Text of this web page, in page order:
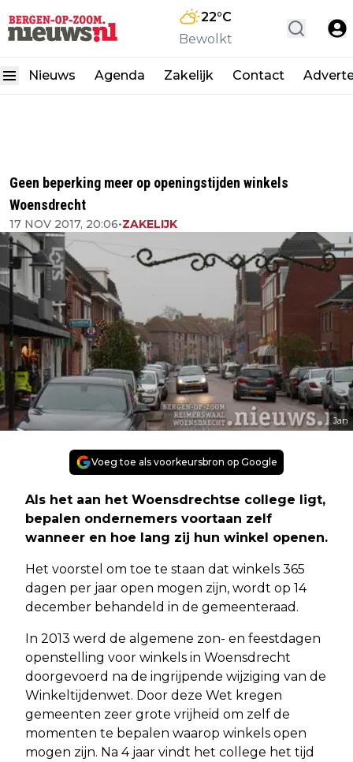
22°C
Bewolkt
Nieuws Agenda Zakelijk Contact
Geen beperking meer op openingstijden winkels
Woensdrecht
17 NOV 2017, 20:06•ZAKELIJK
Jan
Voeg toe als voorkeursbron op Google
Als het aan het Woensdrechtse college ligt,
bepalen ondernemers voortaan zelf
wanneer en hoe lang zij hun winkel openen.
Het voorstel om toe te staan dat winkels 365
dagen per jaar open mogen zijn, wordt op 14
december behandeld in de gemeenteraad.
In 2013 werd de algemene zon- en feestdagen
openstelling voor winkels in Woensdrecht
doorgevoerd na de ingrijpende wijziging van de
Winkeltijdenwet. Door deze Wet kregen
gemeenten zeer grote vrijheid om zelf de
momenten te bepalen waarop winkels open
mogen zijn. Na 4 jaar vindt het college het tijd